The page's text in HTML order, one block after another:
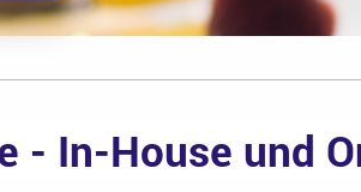
- In-House und